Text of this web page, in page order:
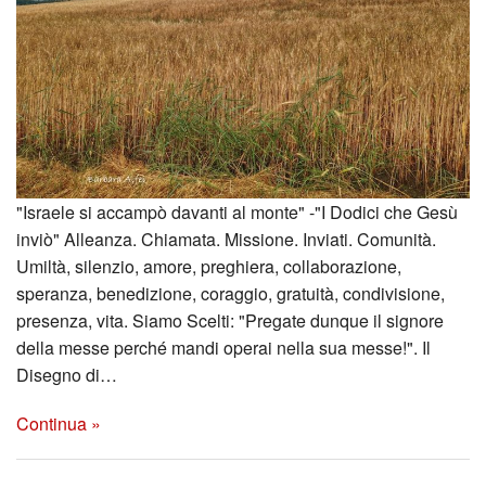
"Israele si accampò davanti al monte" -"I Dodici che Gesù
inviò" Alleanza. Chiamata. Missione. Inviati. Comunità.
Umiltà, silenzio, amore, preghiera, collaborazione,
speranza, benedizione, coraggio, gratuità, condivisione,
presenza, vita. Siamo Scelti: "Pregate dunque il signore
della messe perché mandi operai nella sua messe!". Il
Disegno di…
Continua »